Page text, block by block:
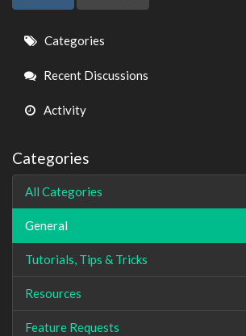
Quick
Links
Categories
Recent Discussions
Activity
Categories
All Categories
General
Tutorials, Tips & Tricks
Resources
Feature Requests